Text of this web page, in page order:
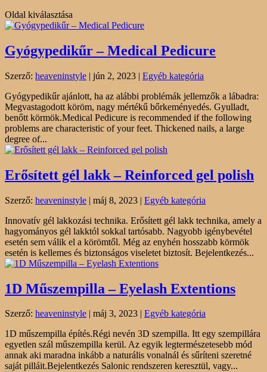
Oldal kiválasztása
Gyógypedikűr – Medical Pedicure
Szerző: heaveninstyle | jún 2, 2023 | Egyéb kategória
Gyógypedikűr ajánlott, ha az alábbi problémák jellemzők a lábadra:
Megvastagodott köröm, nagy mértékű bőrkeményedés. Gyulladt,
benőtt körmök.Medical Pedicure is recommended if the following
problems are characteristic of your feet. Thickened nails, a large
degree of...
Erősített gél lakk – Reinforced gel polish
Szerző: heaveninstyle | máj 8, 2023 | Egyéb kategória
Innovatív gél lakkozási technika. Erősített gél lakk technika, amely a
hagyományos gél lakktól sokkal tartósabb. Nagyobb igénybevétel
esetén sem válik el a körömtől. Még az enyhén hosszabb körmök
esetén is kellemes és biztonságos viseletet biztosít. Bejelentkezés...
1D Műszempilla – Eyelash Extentions
Szerző: heaveninstyle | máj 3, 2023 | Egyéb kategória
1D műszempilla építés.Régi nevén 3D szempilla. Itt egy szempillára
egyetlen szál műszempilla kerül. Az egyik legtermészetesebb mód
annak aki maradna inkább a naturális vonalnál és sűríteni szeretné
saját pilláit.Bejelentkezés Salonic rendszeren keresztül, vagy...